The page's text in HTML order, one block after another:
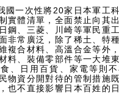
國一次性將20家日本軍工
實體清單，全面禁止向其
鋼、三菱、川崎等軍民重
非常廣泛，除了稀土、特
複合材料、高溫合金等外
料、裝備零部件等一大堆
、日用百貨、家電等則
物資分開對待的管制措施
也不直接影響日本百姓的